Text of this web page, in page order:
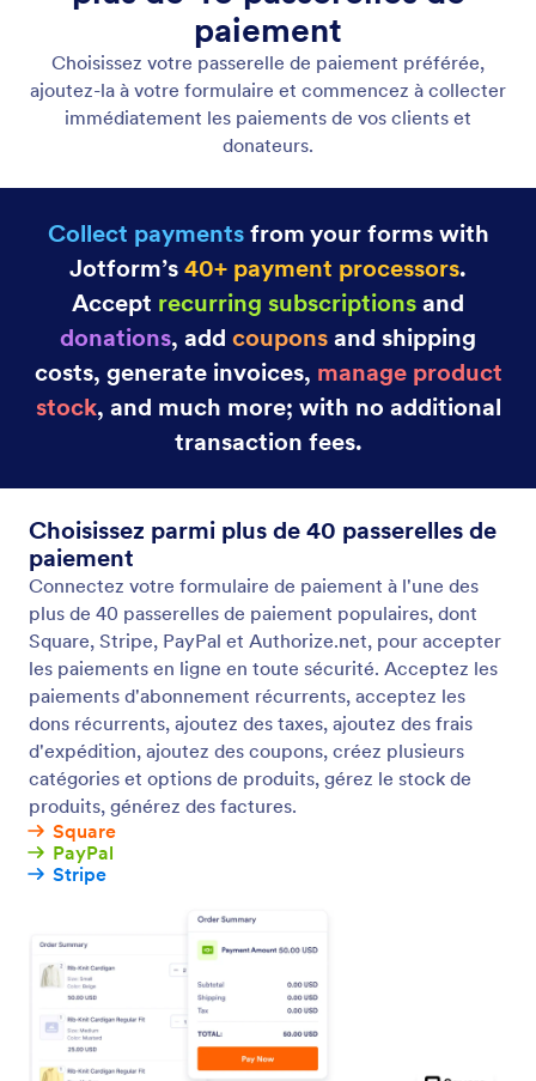
Passerelles de paiement
Collectez les paiements par formulaires à l'aide des
intégrations de processeurs de paiement de
Jotform.
Tester les paiements/mode sandbox
Testez vos formulaires de paiement avant leur mise
en ligne avec les modes sandbox ou test.